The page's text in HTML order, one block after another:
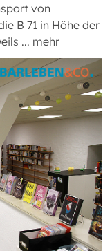
von
B 71 in Höhe der
... mehr